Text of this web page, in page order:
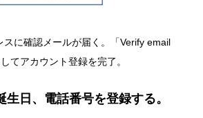
スに確認メールが届く。「Verify email
てアカウント登録を完了。
日、電話番号を登録する。